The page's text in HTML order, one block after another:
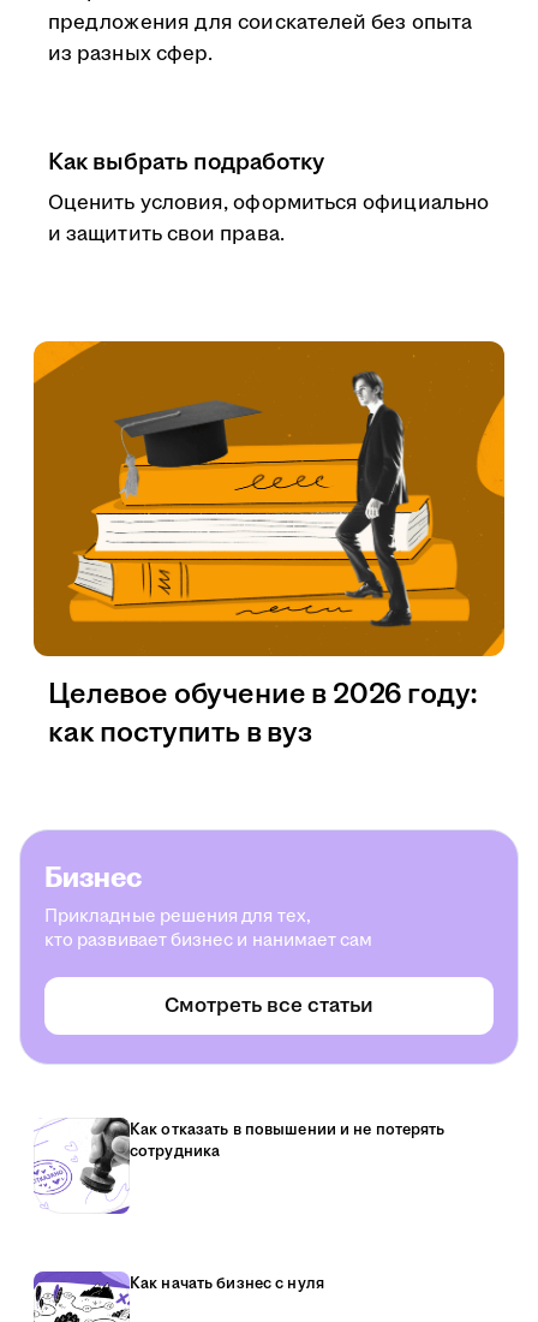
предложения для соискателей без опыта
из разных сфер.
Как выбрать подработку
Оценить условия, оформиться официально
и защитить свои права.
Целевое обучение в 2026 году:
как поступить в вуз
Бизнес
Прикладные решения для тех,
кто развивает бизнес и нанимает сам
Смотреть все статьи
Как отказать в повышении и не потерять
сотрудника
Как начать бизнес с нуля